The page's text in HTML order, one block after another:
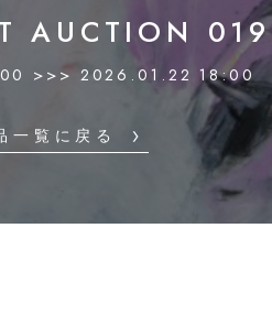
AUCTION 019
>>> 2026.01.22 18:00
一覧に戻る